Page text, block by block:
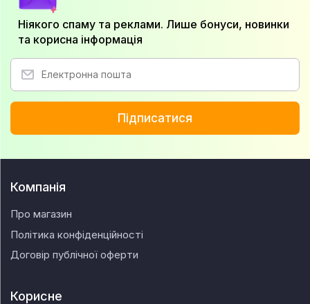
Ніякого спаму та реклами. Лише бонуси, новинки
та корисна інформація
Підписатися
Компанія
Про магазин
Політика конфіденційності
Договір публічної оферти
Корисне